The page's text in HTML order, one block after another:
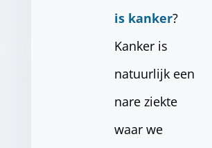
is kanker?
Kanker is
natuurlijk een
nare ziekte
waar we